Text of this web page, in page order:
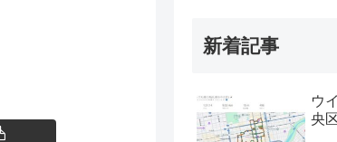
新着記事
ウ
央